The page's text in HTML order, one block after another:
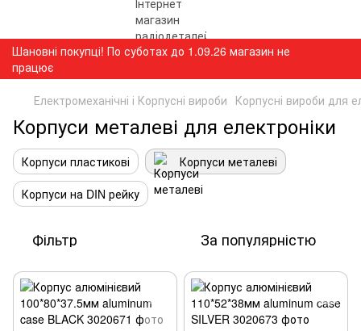
Шановні покупці! По суботах до 1.09.26 магазин не
працює
Електромеханічні і Корпусні вироби Корпусні вироби для
Корпуси металеві для електроніки
Корпуси пластикові
Корпуси металеві
Корпуси на DIN рейку
Фільтр За популярністю